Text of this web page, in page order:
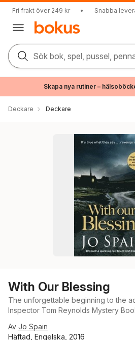
Fri frakt över 249 kr • Snabba
Sök bok, spel, pussel,
Skapa nya rutiner –
Deckare Deckare
With Our Blessing
The unforgettable beginning to the
Inspector Tom Reynolds Mystery
Av Jo Spain
Häftad, Engelska, 2016